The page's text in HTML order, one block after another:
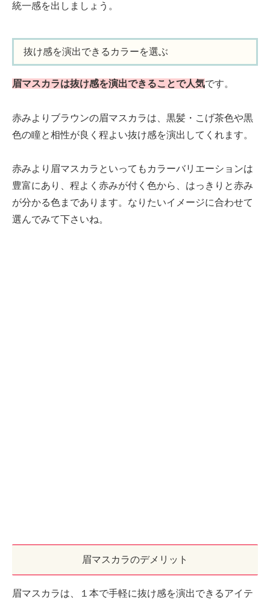
統一感を出しましょう。
抜け感を演出できるカラーを選ぶ
眉マスカラは抜け感を演出できることで人気です。
赤みよりブラウンの眉マスカラは、黒髪・こげ茶色や黒
色の瞳と相性が良く程よい抜け感を演出してくれます。
赤みより眉マスカラといってもカラーバリエーションは
豊富にあり、程よく赤みが付く色から、はっきりと赤み
が分かる色まであります。なりたいイメージに合わせて
選んでみて下さいね。
眉マスカラのデメリット
眉マスカラは、１本で手軽に抜け感を演出できるアイテ